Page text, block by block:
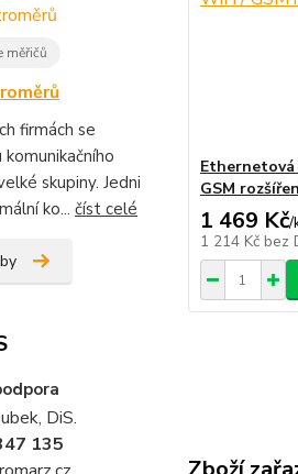
měřičů
firmách se
skupiny. Jedni
ko... číst celé
DiS.
135
GSM
1 469 Kč/
1 214 Kč bez